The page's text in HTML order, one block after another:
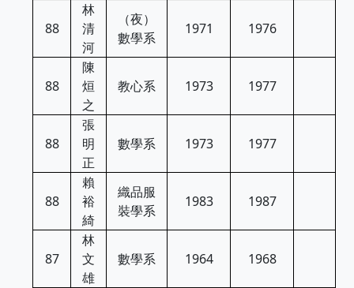
88
林
清
河
（夜）
數學系
1971 1976
88
陳
烜
之
教心系 1973 1977
88
張
明
正
數學系 1973 1977
88
賴
裕
綺
織品服
裝學系
1983 1987
87
林
文
雄
數學系 1964 1968